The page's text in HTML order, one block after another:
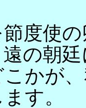
度使の
の朝
かが
す。